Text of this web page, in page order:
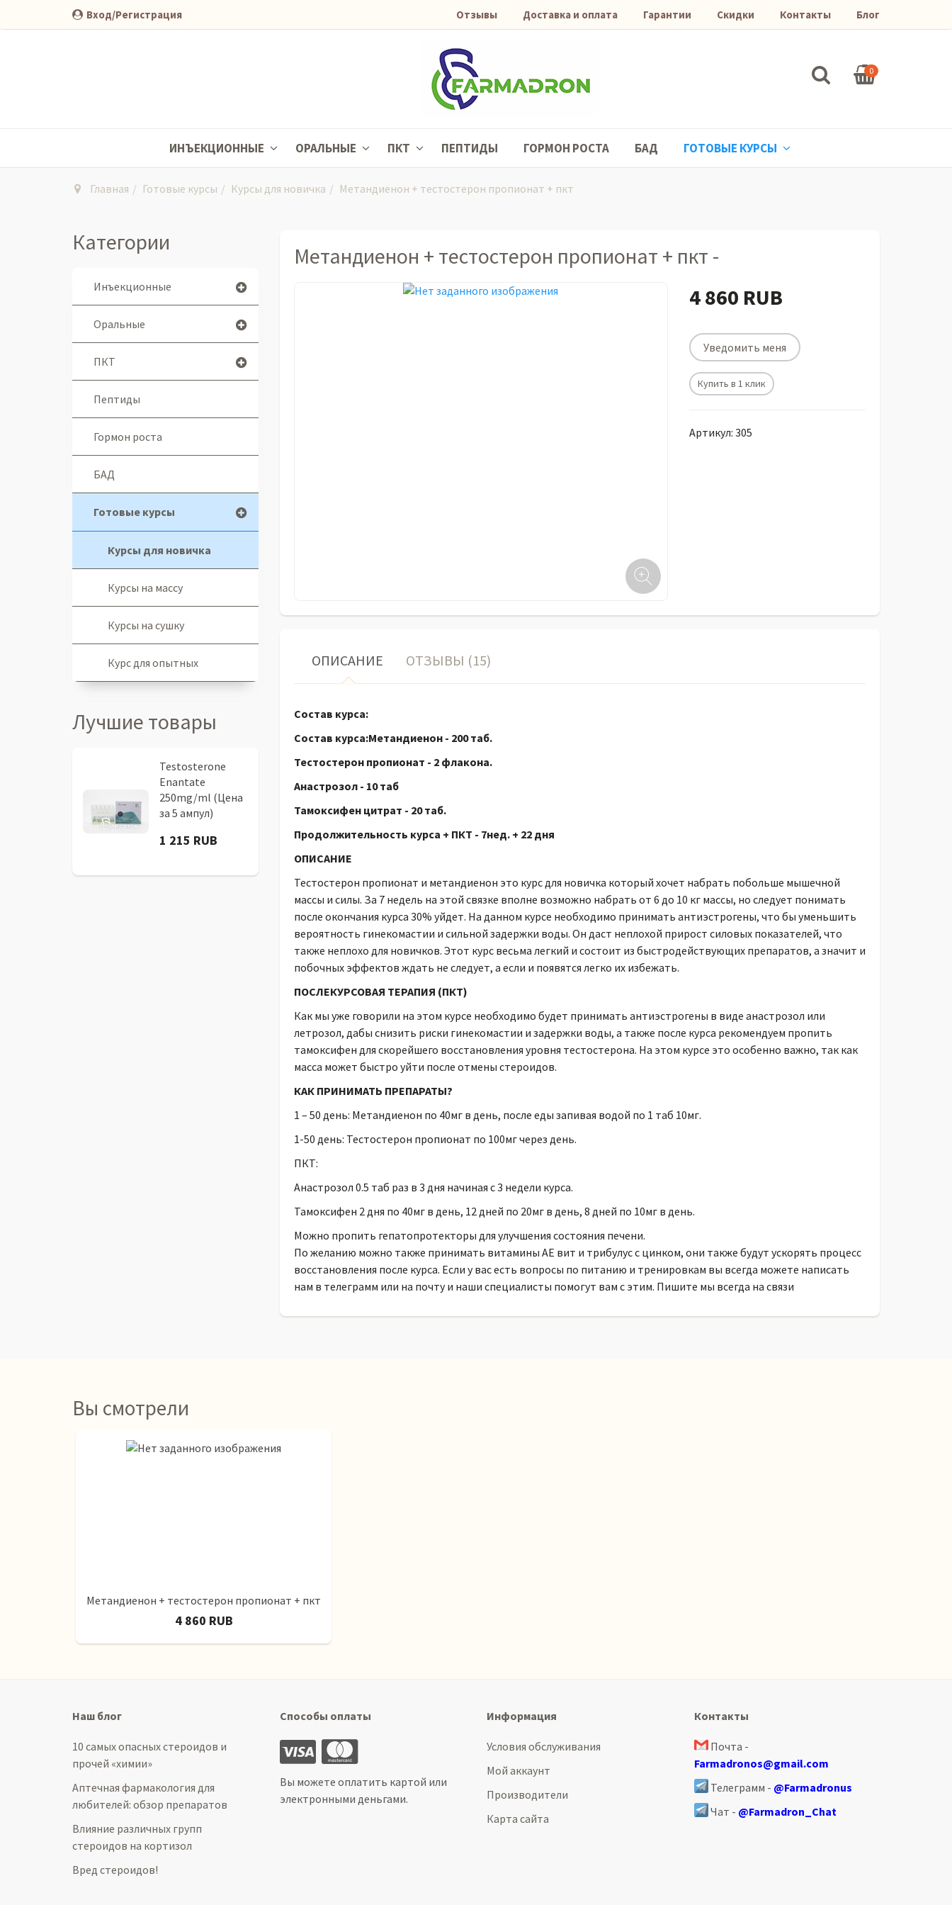
Вход/Регистрация Отзывы Доставка и оплата Гарантии Скидки Контакты Блог
0
ИНЪЕКЦИОННЫЕ ОРАЛЬНЫЕ ПКТ ПЕПТИДЫ ГОРМОН РОСТА БАД ГОТОВЫЕ КУРСЫ
Главная Готовые курсы Курсы для новичка Метандиенон + тестостерон пропионат + пкт
Метандиенон + тестостерон пропионат + пкт -
4 860 RUB
Уведомить меня
Купить в 1 клик
Артикул: 305
ОПИСАНИЕ ОТЗЫВЫ (15)
Состав курса:
Состав курса:Метандиенон - 200 таб.
Тестостерон пропионат - 2 флакона.
Анастрозол - 10 таб
Тамоксифен цитрат - 20 таб.
Продолжительность курса + ПКТ - 7нед. + 22 дня
ОПИСАНИЕ
Тестостерон пропионат и метандиенон это курс для новичка который хочет набрать побольше мышечной
массы и силы. За 7 недель на этой связке вполне возможно набрать от 6 до 10 кг массы, но следует понимать
после окончания курса 30% уйдет. На данном курсе необходимо принимать антиэстрогены, что бы уменьшить
вероятность гинекомастии и сильной задержки воды. Он даст неплохой прирост силовых показателей, что
также неплохо для новичков. Этот курс весьма легкий и состоит из быстродействующих препаратов, а значит и
побочных эффектов ждать не следует, а если и появятся легко их избежать.
ПОСЛЕКУРСОВАЯ ТЕРАПИЯ (ПКТ)
Как мы уже говорили на этом курсе необходимо будет принимать антиэстрогены в виде анастрозол или
летрозол, дабы снизить риски гинекомастии и задержки воды, а также после курса рекомендуем пропить
тамоксифен для скорейшего восстановления уровня тестостерона. На этом курсе это особенно важно, так как
масса может быстро уйти после отмены стероидов.
КАК ПРИНИМАТЬ ПРЕПАРАТЫ?
1 – 50 день: Метандиенон по 40мг в день, после еды запивая водой по 1 таб 10мг.
1-50 день: Тестостерон пропионат по 100мг через день.
ПКТ:
Анастрозол 0.5 таб раз в 3 дня начиная с 3 недели курса.
Тамоксифен 2 дня по 40мг в день, 12 дней по 20мг в день, 8 дней по 10мг в день.
Можно пропить гепатопротекторы для улучшения состояния печени.
По желанию можно также принимать витамины АЕ вит и трибулус с цинком, они также будут ускорять процесс
восстановления после курса. Если у вас есть вопросы по питанию и тренировкам вы всегда можете написать
нам в телеграмм или на почту и наши специалисты помогут вам с этим. Пишите мы всегда на связи
Категории
Инъекционные
Оральные
ПКТ
Пептиды
Гормон роста
БАД
Готовые курсы
Курсы для новичка
Курсы на массу
Курсы на сушку
Курс для опытных
Лучшие товары
Testosterone
Enantate
250mg/ml (Цена
за 5 ампул)
1 215 RUB
Вы смотрели
Метандиенон + тестостерон пропионат + пкт
4 860 RUB
Наш блог
10 самых опасных стероидов и
прочей «химии»
Аптечная фармакология для
любителей: обзор препаратов
Влияние различных групп
стероидов на кортизол
Вред стероидов!
Способы оплаты
Вы можете оплатить картой или
электронными деньгами.
Информация
Условия обслуживания
Мой аккаунт
Производители
Карта сайта
Контакты
Почта -
Farmadronos@gmail.com
Телеграмм - @Farmadronus
Чат - @Farmadron_Chat